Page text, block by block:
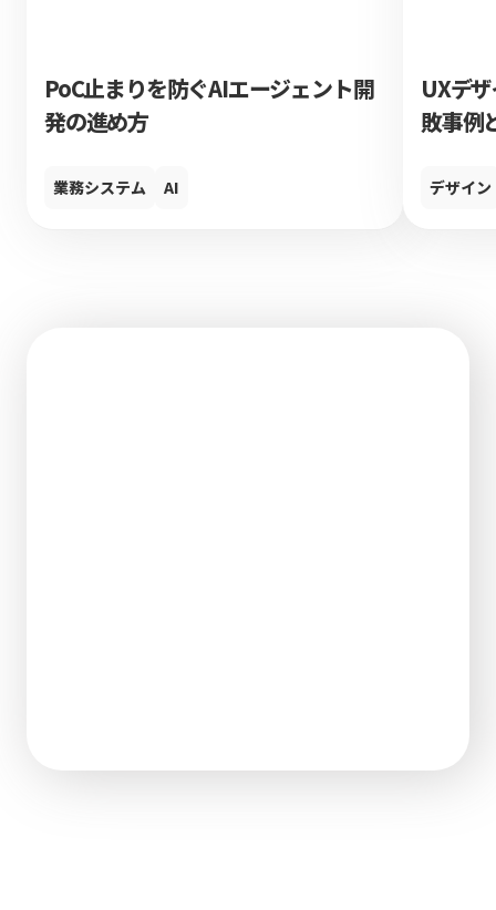
PoC止まりを防ぐAIエージェント開
発の進め方
業務システム AI
UXデ
敗事例
デザイン